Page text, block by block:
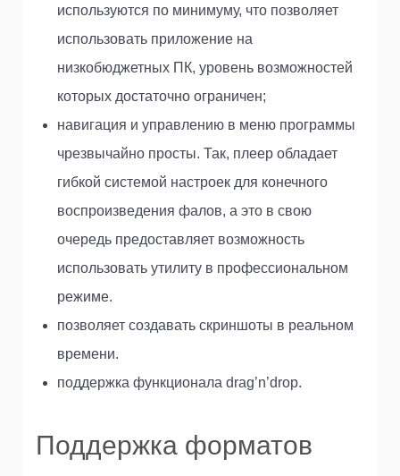
используются по минимуму, что позволяет
использовать приложение на
низкобюджетных ПК, уровень возможностей
которых достаточно ограничен;
навигация и управлению в меню программы
чрезвычайно просты. Так, плеер обладает
гибкой системой настроек для конечного
воспроизведения фалов, а это в свою
очередь предоставляет возможность
использовать утилиту в профессиональном
режиме.
позволяет создавать скриншоты в реальном
времени.
поддержка функционала drag’n’drop.
Поддержка форматов